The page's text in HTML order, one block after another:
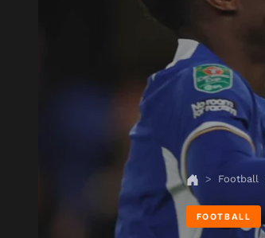
Football
FOOTBALL